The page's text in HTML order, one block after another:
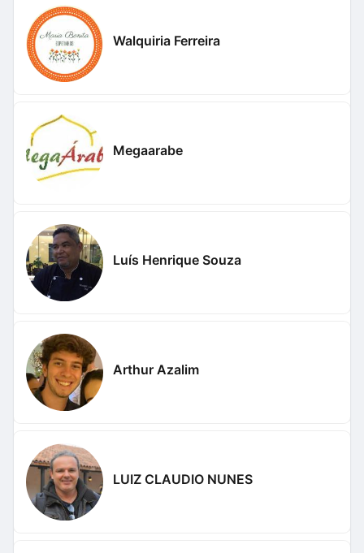
Walquiria Ferreira
Megaarabe
Luís Henrique Souza
Arthur Azalim
LUIZ CLAUDIO NUNES